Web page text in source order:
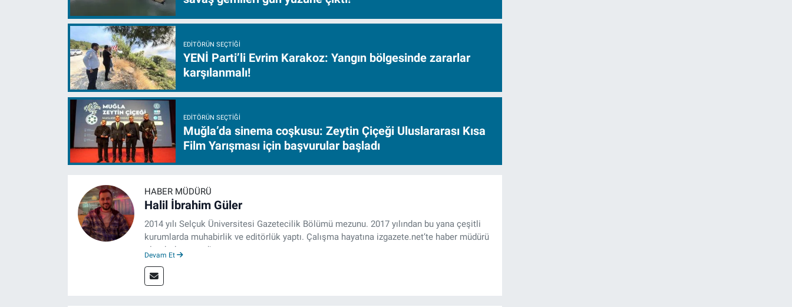
EDITÖRÜN SEÇTIĞI
YENİ Parti’li Evrim Karakoz: Yangın bölgesinde zararlar
karşılanmalı!
EDITÖRÜN SEÇTIĞI
Muğla’da sinema coşkusu: Zeytin Çiçeği Uluslararası Kısa
Film Yarışması için başvurular başladı
HABER MÜDÜRÜ
Halil İbrahim Güler
2014 yılı Selçuk Üniversitesi Gazetecilik Bölümü mezunu. 2017 yılından bu yana çeşitli
kurumlarda muhabirlik ve editörlük yaptı. Çalışma hayatına izgazete.net’te haber müdürü
olarak devam ediyor.
Devam Et